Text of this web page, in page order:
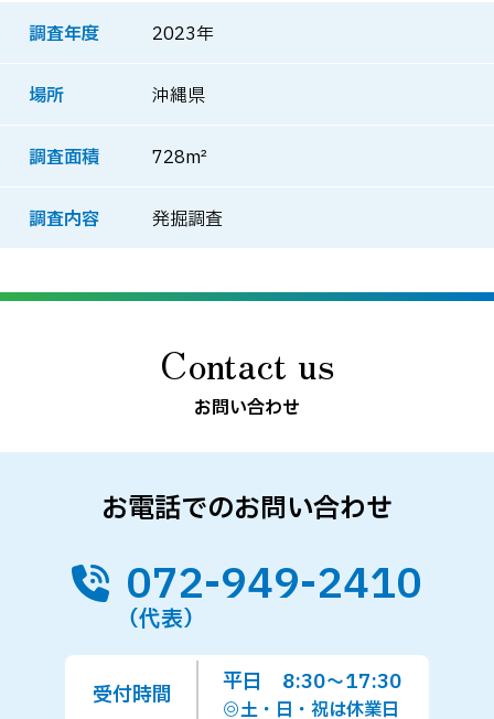
調査年度 2023年
場所 沖縄県
調査面積 728m²
調査内容 発掘調査
Contact us
お問い合わせ
お電話でのお問い合わせ
072-949-2410
（代表）
受付時間 平日 8:30～17:30
◎土・日・祝は休業日